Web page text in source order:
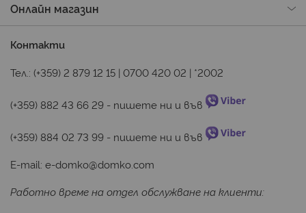
Онлайн магазин
Контакти
Тел.: (+359) 2 879 12 15 | 0700 420 02 | *2002
(+359) 882 43 66 29 - пишете ни и във
(+359) 884 02 73 99 - пишете ни и във
E-mail: e-domko@domko.com
Работно време на отдел обслужване на клиенти: